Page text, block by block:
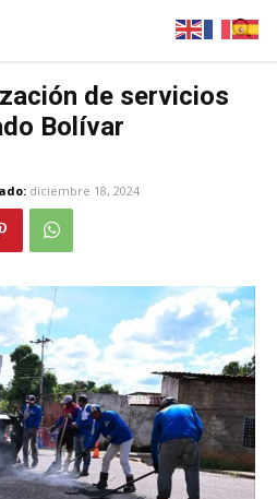
de servicios
Bolívar
diciembre 18, 2024